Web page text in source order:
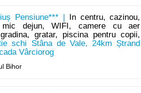
Pensiune*** |
In centru, cazinou,
mic dejun, WIFI, camere cu aer
gratar, piscina pentru copii,
schi Stâna de Vale, 24km Ștrand
Vârciorog
Bihor